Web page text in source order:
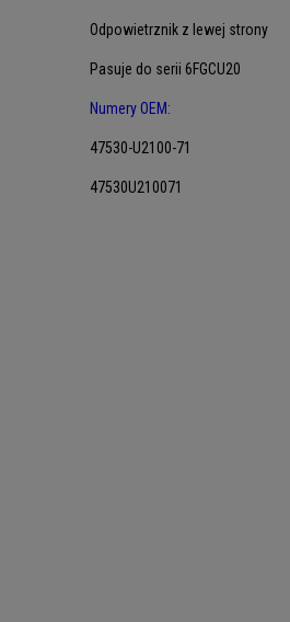
Odpowietrznik z lewej strony
Pasuje do serii 6FGCU20
Numery OEM:
47530-U2100-71
47530U210071